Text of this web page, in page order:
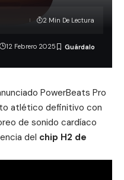
12 Febrero 2025
2 Min De Lectura
PowerBeats Pro
atlético definitivo con
de sonido cardíaco
del chip H2 de